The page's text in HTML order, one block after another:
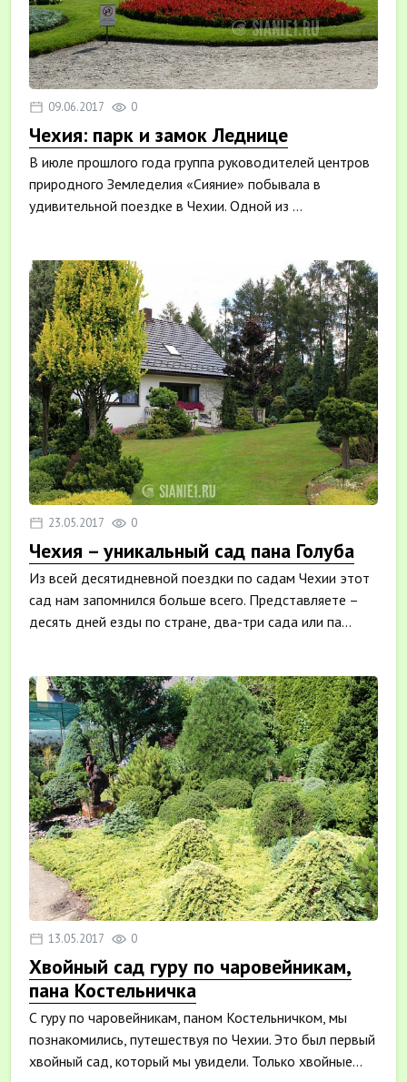
09.06.2017 0
Чехия: парк и замок Леднице
В июле прошлого года группа руководителей центров
природного Земледелия «Сияние» побывала в
удивительной поездке в Чехии. Одной из ...
23.05.2017 0
Чехия – уникальный сад пана Голуба
Из всей десятидневной поездки по садам Чехии этот
сад нам запомнился больше всего. Представляете –
десять дней езды по стране, два-три сада или па...
13.05.2017 0
Хвойный сад гуру по чаровейникам,
пана Костельничка
С гуру по чаровейникам, паном Костельничком, мы
познакомились, путешествуя по Чехии. Это был первый
хвойный сад, который мы увидели. Только хвойные...